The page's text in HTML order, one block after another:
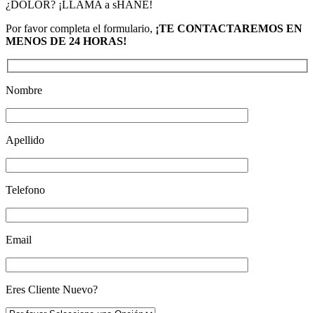
¿DOLOR? ¡LLAMA a sHANE!
Por favor completa el formulario, ¡TE CONTACTAREMOS EN
MENOS DE 24 HORAS!
Nombre
Apellido
Telefono
Email
Eres Cliente Nuevo?